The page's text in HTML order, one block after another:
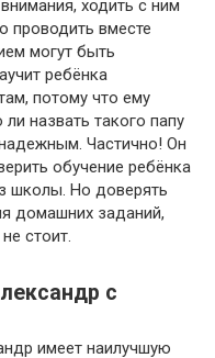
ходить с ним
проводить вместе
могут быть
ребёнка
потому что ему
назвать такого папу
Частично! Он
обучение ребёнка
школы. Но доверять
домашних заданий,
стоит.
с
имеет наилучшую